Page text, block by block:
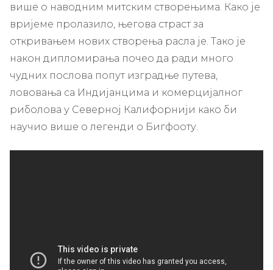
више о наводним митским створењима. Како је
вријеме пролазило, његова страст за
откривањем нових створења расла је. Тако је
након дипломирања почео да ради много
чудних послова попут изградње путева,
лововања са Индијанцима и комерцијалног
риболова у Северној Калифорнији како би
научио више о легенди о Бигфооту.